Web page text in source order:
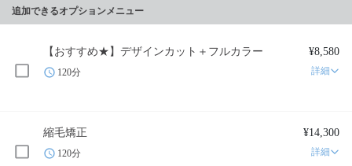
追加できるオプションメニュー
【おすすめ★】デザインカット＋フルカラー ¥8,580
120分 詳細
縮毛矯正 ¥14,300
120分 詳細